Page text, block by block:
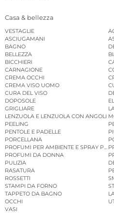
Casa & bellezza
VESTAGLIE
ASCIUGAMANI
BAGNO
BELLEZZA
BICCHIERI
CARNAGIONE
CREMA OCCHI
CREMA VISO UOMO
CURA DEL VISO
DOPOSOLE
GRIGLIARE
LENZUOLA E LENZUOLA CON ANGOLI
PEELING
PENTOLE E PADELLE
PORCELLANA
PROFUMI PER AMBIENTE E SPRAY PER
PROFUMI DA DONNA
PULIZIA
RASATURA
ROSSETTI
STAMPI DA FORNO
TAPPETO DA BAGNO
OCCHI
VASI